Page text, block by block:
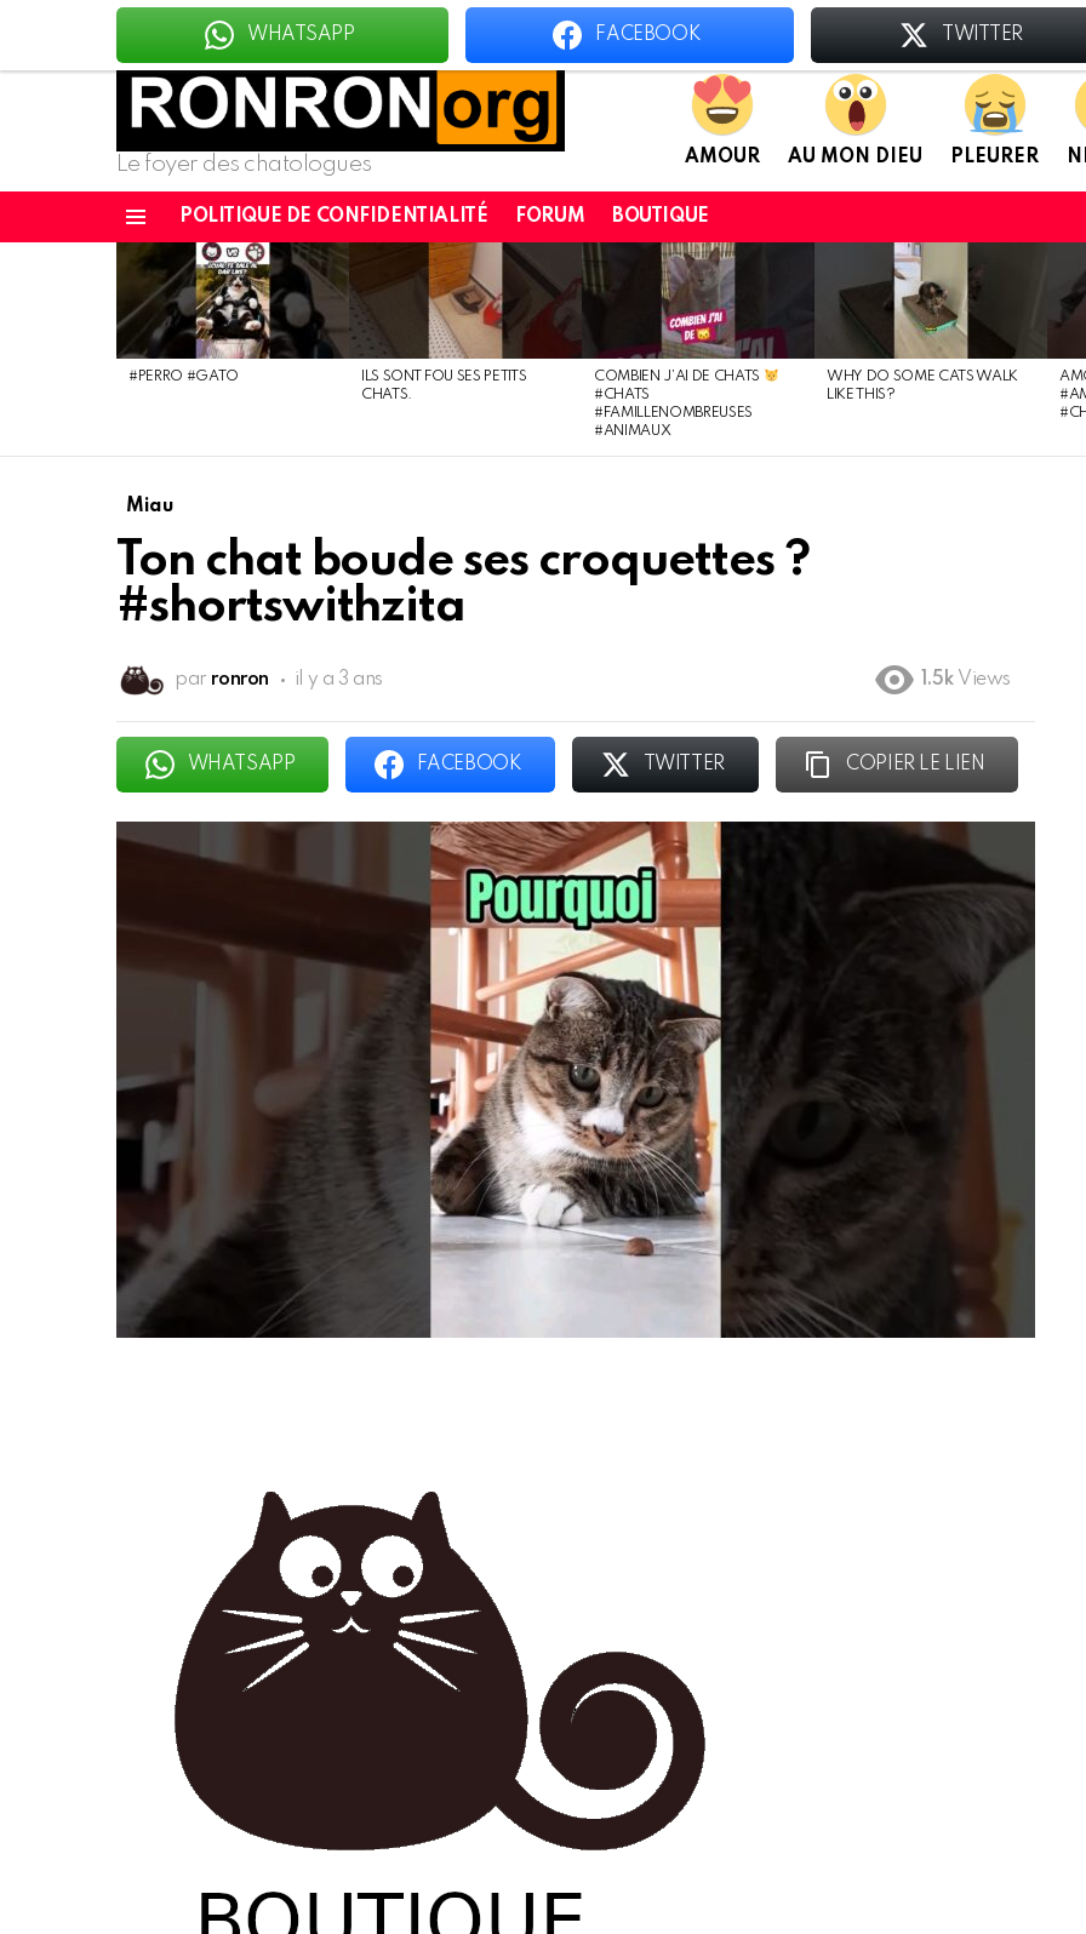
Le foyer des chatologues AMOUR AU MON DIEU PLEURER
POLITIQUE DE CONFIDENTIALITÉ FORUM BOUTIQUE
DERNIÈRES
NOUVELLES
#PERRO #GATO
ILS SONT FOU SES PETITS
CHATS.
COMBIEN J’AI DE CHATS
#CHATS
#FAMILLENOMBREUSES
#ANIMAUX
WHY DO SOME CATS WALK
LIKE THIS?
Miau
Ton chat boude ses croquettes ?
#shortswithzita
par ronron il y a 3 ans 1.5k Views
WHATSAPP FACEBOOK TWITTER COPIER LE LIEN
WHATSAPP FACEBOOK TWITTER